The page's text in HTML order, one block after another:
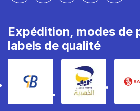
Expédition, modes de
labels de qualité